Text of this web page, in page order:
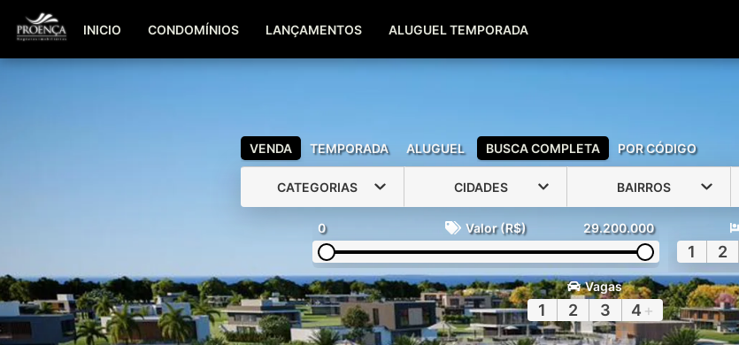
(51) 99600-0039
INICIO CONDOMÍNIOS LANÇAMENTOS ALUGUEL TEMPORADA
VENDA TEMPORADA ALUGUEL BUSCA COMPLETA POR CÓDIGO
CATEGORIAS CIDADES BAIRROS
0 Valor (R$) 29.200.000
1 2
Vagas
1 2 3 4 +